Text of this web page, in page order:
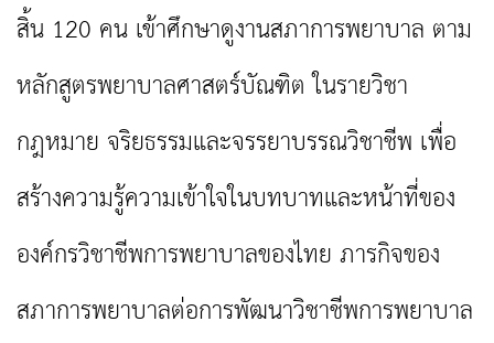
สิ้น 120 คน เข้าศึกษาดูงานสภาการพยาบาล ตาม
หลักสูตรพยาบาลศาสตร์บัณฑิต ในรายวิชา
กฎหมาย จริยธรรมและจรรยาบรรณวิชาชีพ เพื่อ
สร้างความรู้ความเข้าใจในบทบาทและหน้าที่ของ
องค์กรวิชาชีพการพยาบาลของไทย ภารกิจของ
สภาการพยาบาลต่อการพัฒนาวิชาชีพการพยาบาล